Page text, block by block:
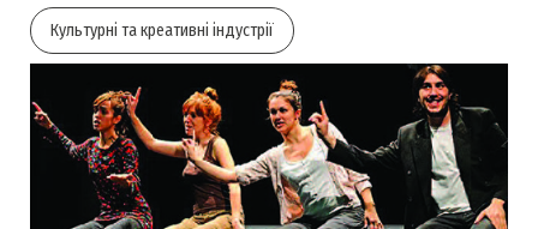
Культурні та креативні індустрії